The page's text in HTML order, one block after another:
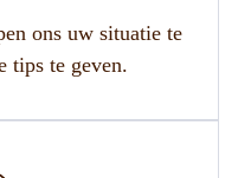
ons uw situatie te
tips te geven.